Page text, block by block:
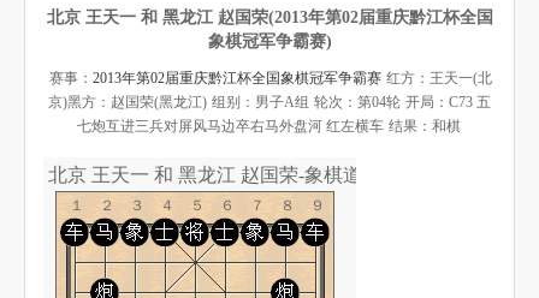
象棋棋谱
残局破解
象棋小游戏
北京 王天一 和 黑龙江 赵国荣(2013年第02届重庆黔江杯全国
象棋冠军争霸赛)
赛事： 2013年第02届重庆黔江杯全国象棋冠军争霸赛 红方：王天一(北
京)黑方：赵国荣(黑龙江) 组别：男子A组 轮次：第04轮 开局：C73 五
七炮互进三兵对屏风马边卒右马外盘河 红左横车 结果：和棋
北京 王天一 和 黑龙江 赵国荣-象棋道
１２３４５６７８９